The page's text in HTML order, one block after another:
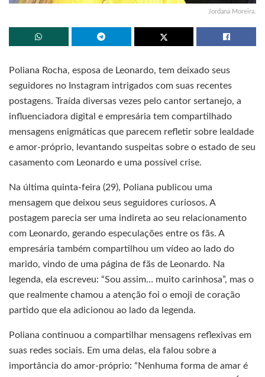
Jordana Moreira.
Poliana Rocha, esposa de Leonardo, tem deixado seus
seguidores no Instagram intrigados com suas recentes
postagens. Traída diversas vezes pelo cantor sertanejo, a
influenciadora digital e empresária tem compartilhado
mensagens enigmáticas que parecem refletir sobre lealdade
e amor-próprio, levantando suspeitas sobre o estado de seu
casamento com Leonardo e uma possível crise.
Na última quinta-feira (29), Poliana publicou uma
mensagem que deixou seus seguidores curiosos. A
postagem parecia ser uma indireta ao seu relacionamento
com Leonardo, gerando especulações entre os fãs. A
empresária também compartilhou um vídeo ao lado do
marido, vindo de uma página de fãs de Leonardo. Na
legenda, ela escreveu: “Sou assim… muito carinhosa”, mas o
que realmente chamou a atenção foi o emoji de coração
partido que ela adicionou ao lado da legenda.
Poliana continuou a compartilhar mensagens reflexivas em
suas redes sociais. Em uma delas, ela falou sobre a
importância do amor-próprio: “Nenhuma forma de amar é